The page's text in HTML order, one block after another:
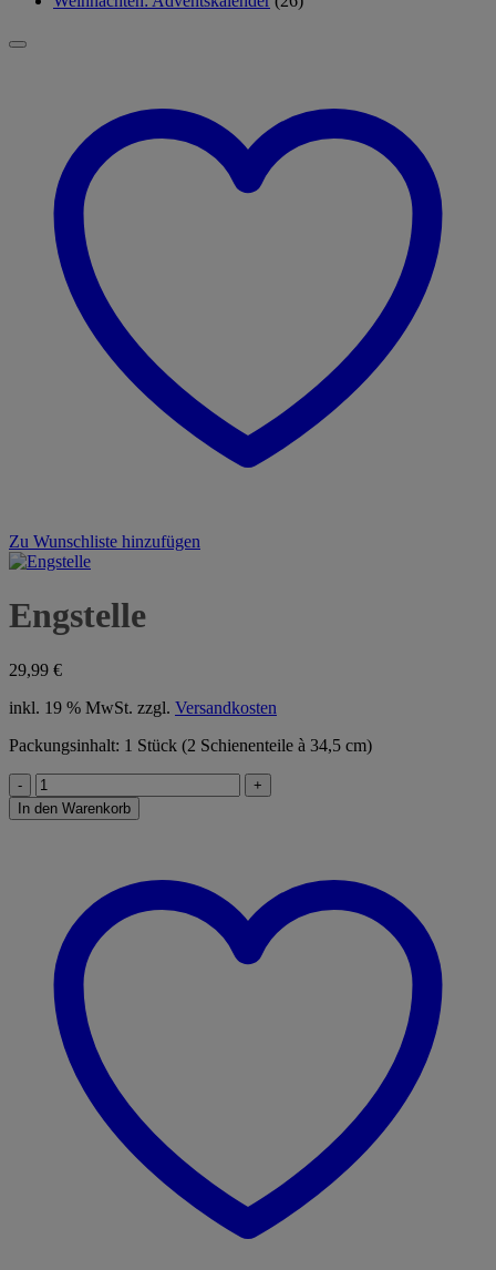
Zu Wunschliste hinzufügen
Engstelle
29,99 €
inkl. 19 % MwSt. zzgl. Versandkosten
Packungsinhalt: 1 Stück (2 Schienenteile à 34,5 cm)
Engstelle
Menge
In den Warenkorb